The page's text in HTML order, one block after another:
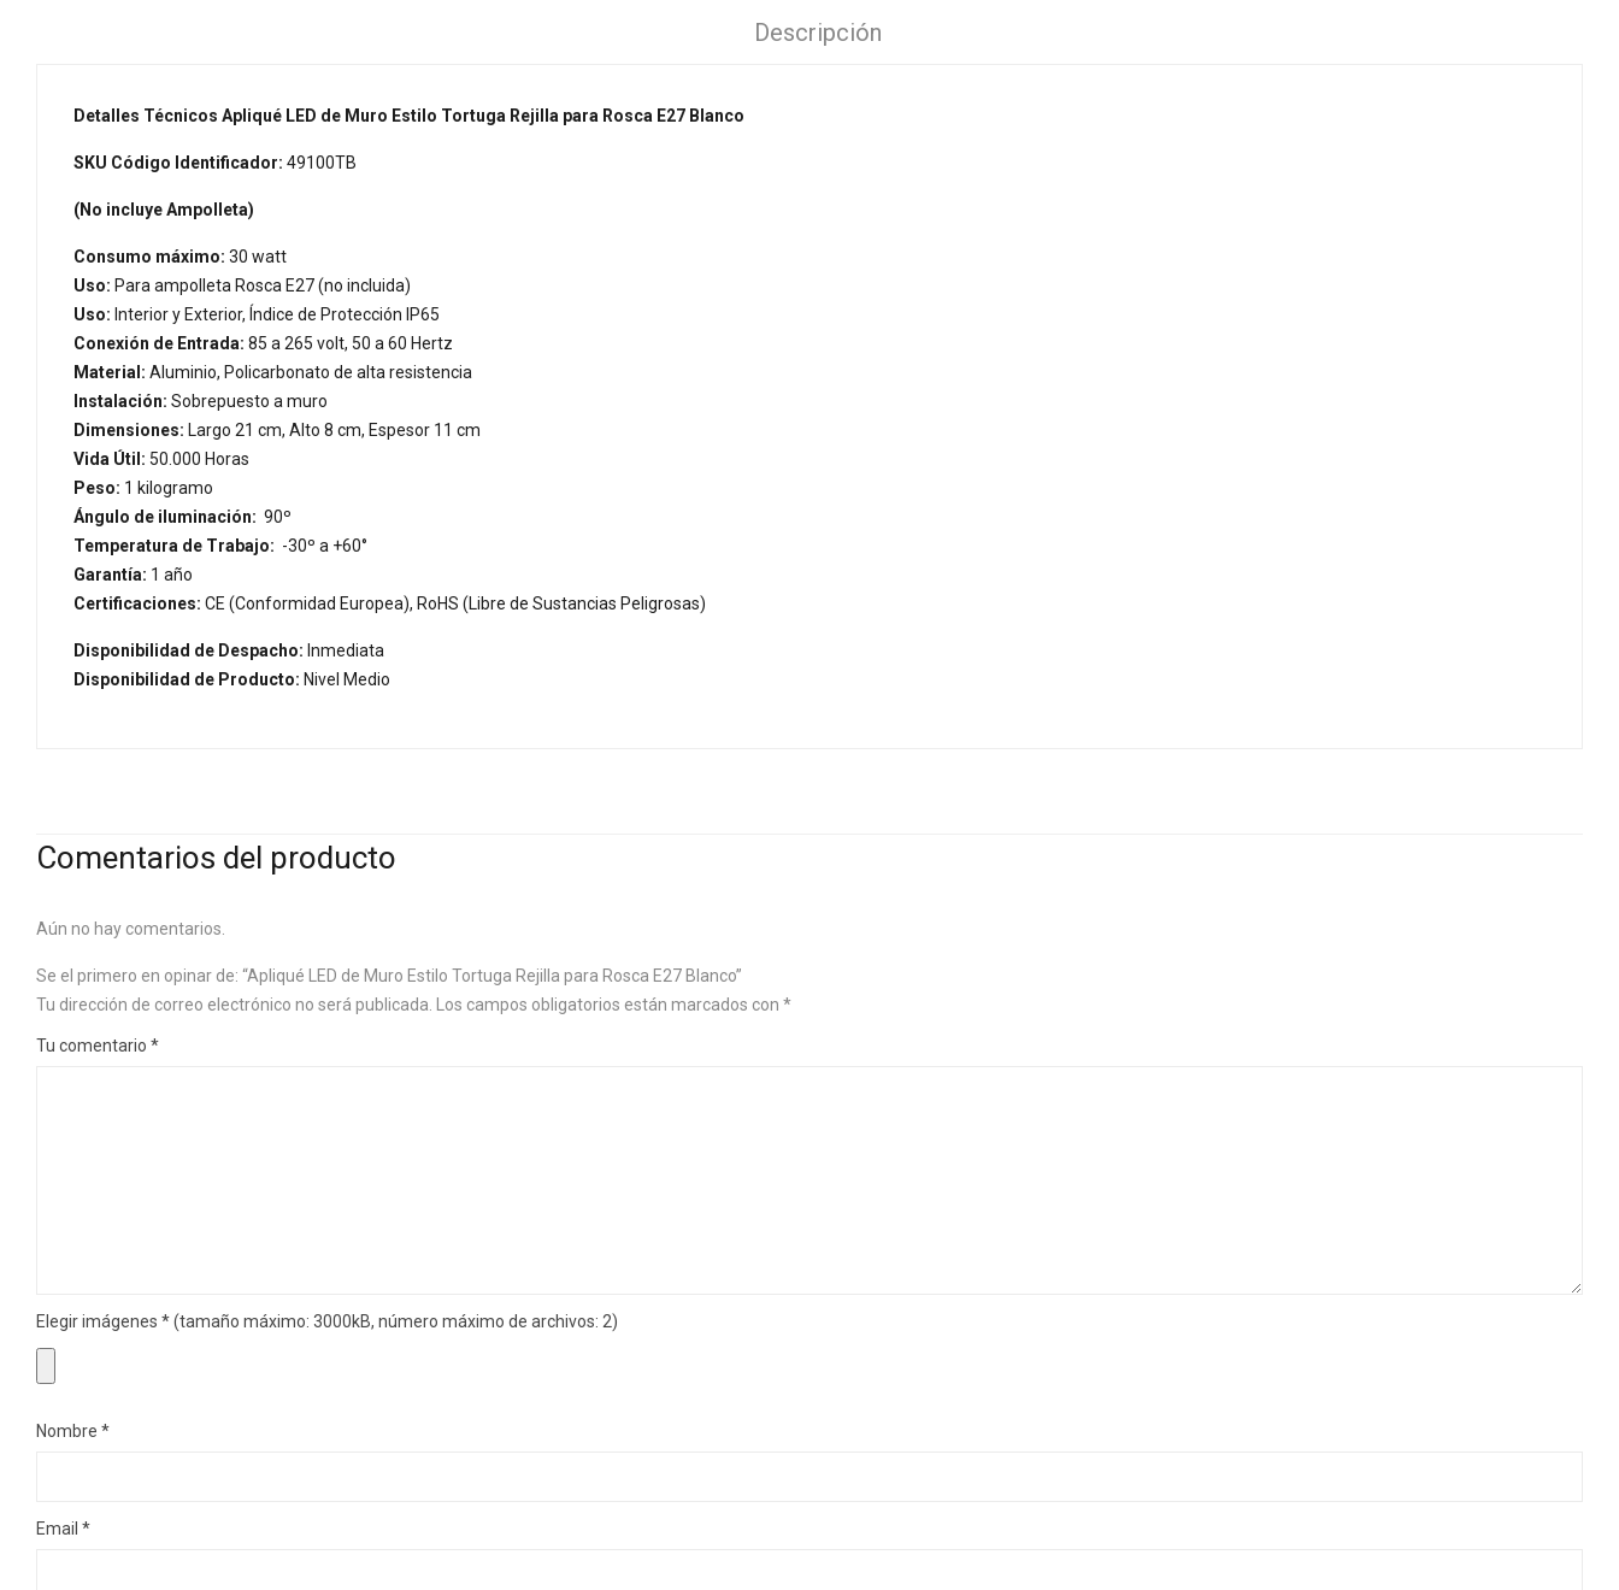
Descripción
Detalles Técnicos Apliqué LED de Muro Estilo Tortuga Rejilla para Rosca E27 Blanco
SKU Código Identificador: 49100TB
(No incluye Ampolleta)
Consumo máximo: 30 watt
Uso: Para ampolleta Rosca E27 (no incluida)
Uso: Interior y Exterior, Índice de Protección IP65
Conexión de Entrada: 85 a 265 volt, 50 a 60 Hertz
Material: Aluminio, Policarbonato de alta resistencia
Instalación: Sobrepuesto a muro
Dimensiones: Largo 21 cm, Alto 8 cm, Espesor 11 cm
Vida Útil: 50.000 Horas
Peso: 1 kilogramo
Ángulo de iluminación: 90º
Temperatura de Trabajo: -30º a +60°
Garantía: 1 año
Certificaciones: CE (Conformidad Europea), RoHS (Libre de Sustancias Peligrosas)
Disponibilidad de Despacho: Inmediata
Disponibilidad de Producto: Nivel Medio
Comentarios del producto
Aún no hay comentarios.
Se el primero en opinar de: “Apliqué LED de Muro Estilo Tortuga Rejilla para Rosca E27 Blanco”
Tu dirección de correo electrónico no será publicada.
Los campos obligatorios están marcados con *
Tu comentario *
Elegir imágenes *(tamaño máximo: 3000kB, número máximo de archivos: 2)
Nombre *
Email *